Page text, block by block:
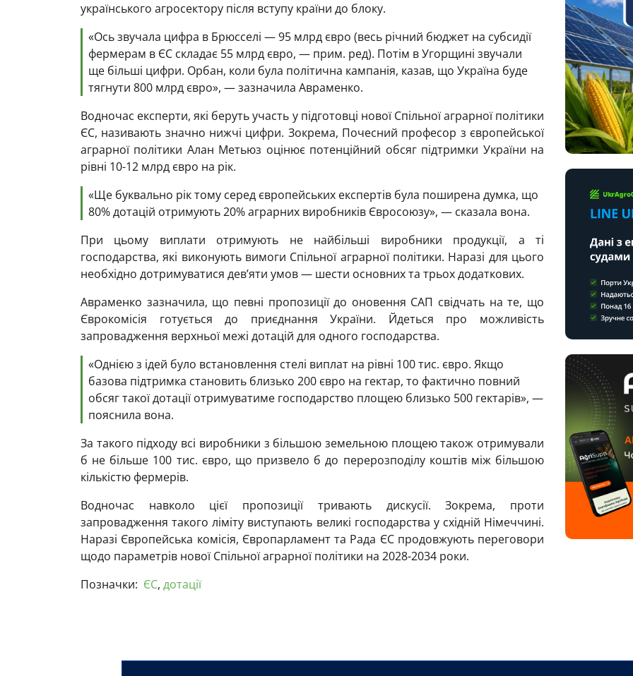
українського агросектору після вступу країни до блоку.
«Ось звучала цифра в Брюсселі — 95 млрд євро (весь річний бюджет на субсидії
фермерам в ЄС складає 55 млрд євро, — прим. ред). Потім в Угорщині звучали
ще більші цифри. Орбан, коли була політична кампанія, казав, що Україна буде
тягнути 800 млрд євро», — зазначила Авраменко.
Водночас експерти, які беруть участь у підготовці нової Спільної аграрної політики
ЄС, називають значно нижчі цифри. Зокрема, Почесний професор з європейської
аграрної політики Алан Метьюз оцінює потенційний обсяг підтримки України на
рівні 10-12 млрд євро на рік.
«Ще буквально рік тому серед європейських експертів була поширена думка, що
80% дотацій отримують 20% аграрних виробників Євросоюзу», — сказала вона.
При цьому виплати отримують не найбільші виробники продукції, а ті
господарства, які виконують вимоги Спільної аграрної політики. Наразі для цього
необхідно дотримуватися дев’яти умов — шести основних та трьох додаткових.
Авраменко зазначила, що певні пропозиції до оновення САП свідчать на те, що
Єврокомісія готується до приєднання України. Йдеться про можливість
запровадження верхньої межі дотацій для одного господарства.
«Однією з ідей було встановлення стелі виплат на рівні 100 тис. євро. Якщо
базова підтримка становить близько 200 євро на гектар, то фактично повний
обсяг такої дотації отримуватиме господарство площею близько 500 гектарів», —
пояснила вона.
За такого підходу всі виробники з більшою земельною площею також отримували
б не більше 100 тис. євро, що призвело б до перерозподілу коштів між більшою
кількістю фермерів.
Водночас навколо цієї пропозиції тривають дискусії. Зокрема, проти
запровадження такого ліміту виступають великі господарства у східній Німеччині.
Наразі Європейська комісія, Європарламент та Рада ЄС продовжують переговори
щодо параметрів нової Спільної аграрної політики на 2028-2034 роки.
Позначки: ЄС, дотації